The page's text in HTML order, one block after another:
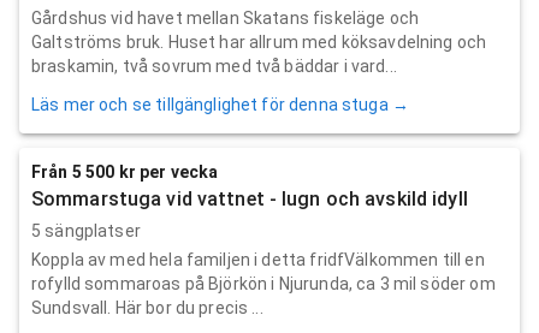
Gårdshus vid havet mellan Skatans fiskeläge och
Galtströms bruk. Huset har allrum med köksavdelning och
braskamin, två sovrum med två bäddar i vard...
Läs mer och se tillgänglighet för denna stuga →
Från 5 500 kr per vecka
Sommarstuga vid vattnet - lugn och avskild idyll
5 sängplatser
Koppla av med hela familjen i detta fridfVälkommen till en
rofylld sommaroas på Björkön i Njurunda, ca 3 mil söder om
Sundsvall. Här bor du precis ...